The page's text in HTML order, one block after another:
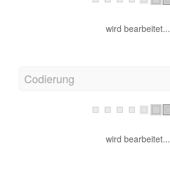
wird bearbeitet...
Codierung
wird bearbeitet...